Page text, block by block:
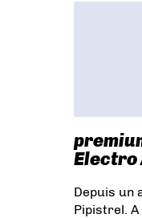
Electro
Depuis un
Pipistrel.